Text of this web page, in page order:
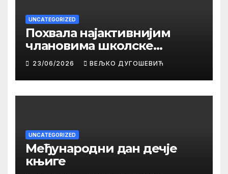
UNCATEGORIZED
Похвала најактивнијим
члановима школске
библиотеке
23/06/2026 ВЕЉКО ДУГОШЕВИЋ
UNCATEGORIZED
Међународни дан дечје
књиге